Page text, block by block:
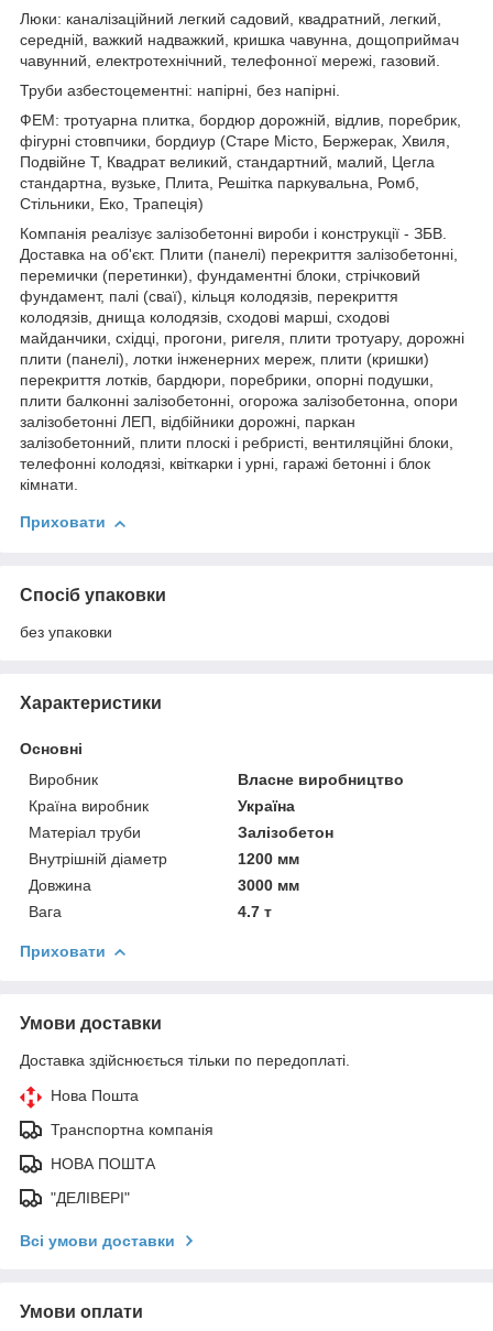
Люки: каналізаційний легкий садовий, квадратний, легкий,
середній, важкий надважкий, кришка чавунна, дощоприймач
чавунний, електротехнічний, телефонної мережі, газовий.
Труби азбестоцементні: напірні, без напірні.
ФЕМ: тротуарна плитка, бордюр дорожній, відлив, поребрик,
фігурні стовпчики, бордиур (Старе Місто, Бержерак, Хвиля,
Подвійне Т, Квадрат великий, стандартний, малий, Цегла
стандартна, вузьке, Плита, Решітка паркувальна, Ромб,
Стільники, Еко, Трапеція)
Компанія реалізує залізобетонні вироби і конструкції - ЗБВ.
Доставка на об'єкт. Плити (панелі) перекриття залізобетонні,
перемички (перетинки), фундаментні блоки, стрічковий
фундамент, палі (сваї), кільця колодязів, перекриття
колодязів, днища колодязів, сходові марші, сходові
майданчики, східці, прогони, ригеля, плити тротуару, дорожні
плити (панелі), лотки інженерних мереж, плити (кришки)
перекриття лотків, бардюри, поребрики, опорні подушки,
плити балконні залізобетонні, огорожа залізобетонна, опори
залізобетонні ЛЕП, відбійники дорожні, паркан
залізобетонний, плити плоскі і ребристі, вентиляційні блоки,
телефонні колодязі, квіткарки і урні, гаражі бетонні і блок
кімнати.
Приховати
Спосіб упаковки
без упаковки
Характеристики
Основні
Виробник
Власне виробництво
Країна виробник
Україна
Матеріал труби
Залізобетон
Внутрішній діаметр
1200 мм
Довжина
3000 мм
Вага
4.7 т
Приховати
Умови доставки
Доставка здійснюється тільки по передоплаті.
Нова Пошта
Транспортна компанія
НОВА ПОШТА
"ДЕЛІВЕРІ"
Всі умови доставки
Умови оплати